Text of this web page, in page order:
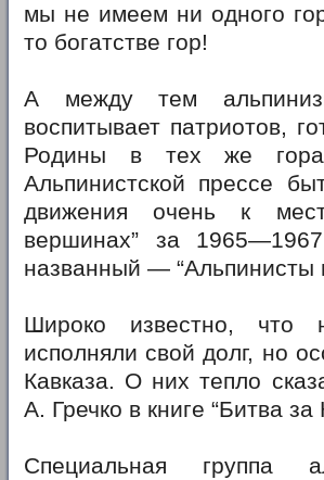
мы не имеем ни одного
то богатстве гор!
А между тем
воспитывает патриотов,
Родины в тех же
Альпинистской прессе
движения очень к
вершинах” за
названный — “Альпинисты
Широко известно, что
исполняли свой долг, но
Кавказа. О них тепло
А. Гречко в книге “Битва за
Специальная группа